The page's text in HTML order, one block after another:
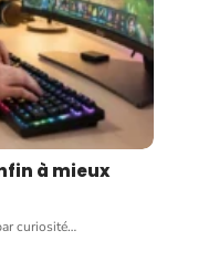
à mieux
curiosité…